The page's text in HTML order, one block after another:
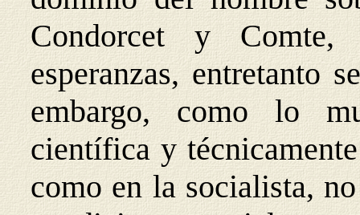
Condorcet y Comte,
esperanzas, entretanto
embargo, como lo
científica y
como en la socialista,